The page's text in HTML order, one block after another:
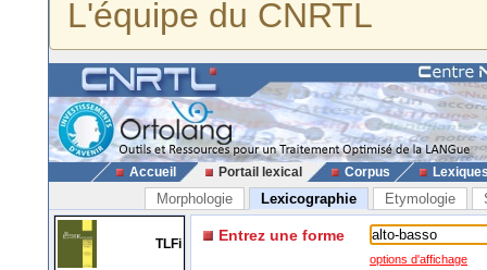
L'équipe du CNRTL
Accueil Portail lexical Corpus
Morphologie Lexicographie Etymologie
TLFi Entrez une forme
options d'affichage